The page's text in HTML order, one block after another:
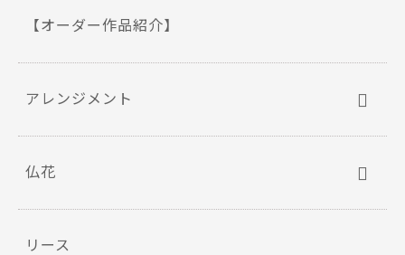
【オーダー作品紹介】
アレンジメント
仏花
リース